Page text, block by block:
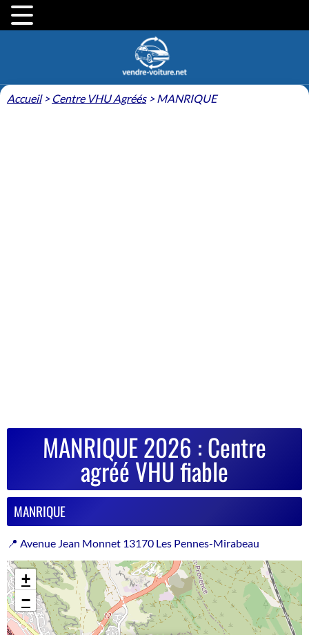
Accueil> Centre VHU Agréés> MANRIQUE
MANRIQUE 2026 : Centre
agréé VHU fiable
MANRIQUE
📍 Avenue Jean Monnet 13170 Les Pennes-Mirabeau
+
−